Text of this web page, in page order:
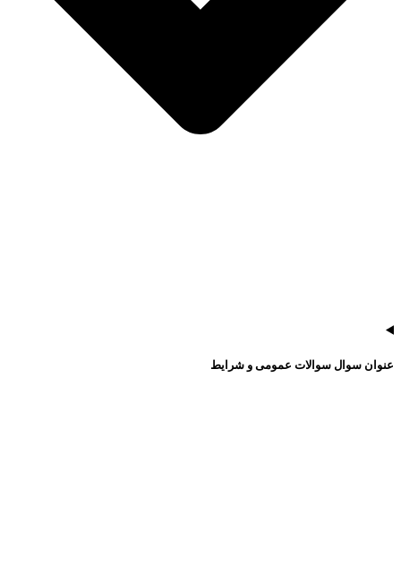
عنوان سوال سوالات عمومی و شرایط